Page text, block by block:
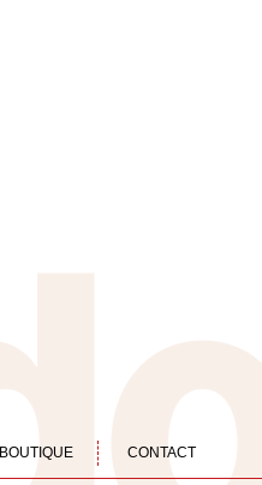
BOUTIQUE CONTACT